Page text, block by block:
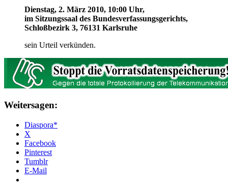
Dienstag, 2. März 2010, 10:00 Uhr,
im Sitzungssaal des Bundesverfassungsgerichts,
Schloßbezirk 3, 76131 Karlsruhe
sein Urteil verkünden.
Weitersagen:
Diaspora*
X
Facebook
Pinterest
Tumblr
E-Mail